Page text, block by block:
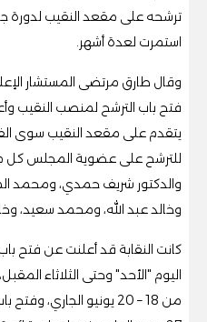
ترشحه على مقعد النقيب لدورة
استمرت لعدة أشهر.
وقال طارق مرتضى المستشار
فتح باب الترشح لمنصب النقيب
يتقدم على مقعد النقيب سوى
للترشح على عضوية المجلس كل
والدكتور شريف حمدي، ومحمد
وخالد عبد الله، ومحمد سعيد،
كانت النقابة قد أعلنت عن فتح باب
اليوم "الأحد" وحتى الثلاثاء